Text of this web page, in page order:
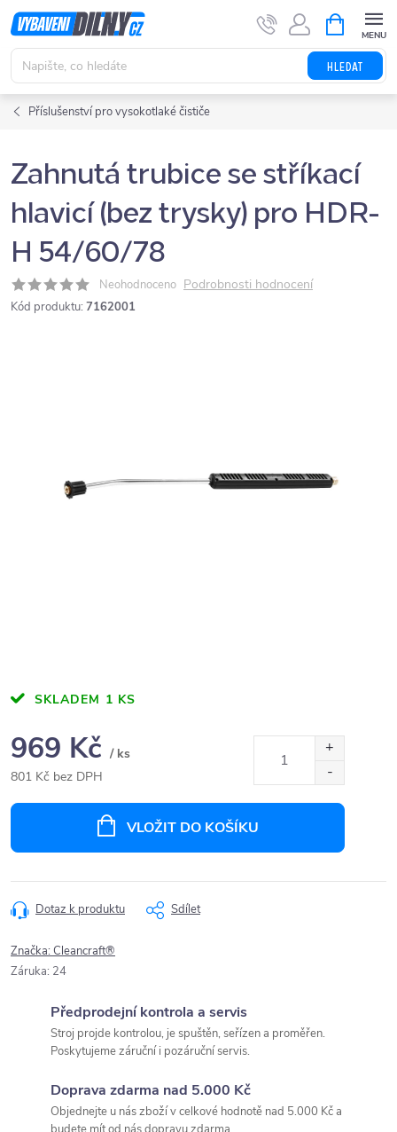
Přejít
na
obsah
HLEDAT
NÁKUPNÍ
KOŠÍK
Příslušenství pro vysokotlaké čističe
Zahnutá trubice se stříkací
hlavicí (bez trysky) pro HDR-
H 54/60/78
Neohodnoceno Podrobnosti hodnocení
Kód produktu: 7162001
SKLADEM 1 KS
969 Kč / ks
801 Kč bez DPH
VLOŽIT DO KOŠÍKU
Dotaz k produktu Sdílet
Značka:Cleancraft®
Záruka: 24
Předprodejní kontrola a servis
Stroj projde kontrolou, je spuštěn, seřízen a proměřen.
Poskytujeme záruční i pozáruční servis.
Doprava zdarma nad 5.000 Kč
Objednejte u nás zboží v celkové hodnotě nad 5.000 Kč a